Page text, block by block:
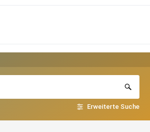
Erweiterte Suche